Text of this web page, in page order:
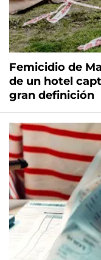
Femicidio de
de un hotel
gran definición